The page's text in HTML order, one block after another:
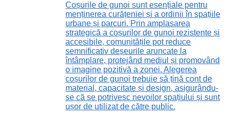
Coșurile de gunoi sunt esențiale pentru
menținerea curățeniei și a ordinii în spațiile
urbane și parcuri. Prin amplasarea
strategică a coșurilor de gunoi rezistente și
accesibile, comunitățile pot reduce
semnificativ deșeurile aruncate la
întâmplare, protejând mediul și promovând
o imagine pozitivă a zonei. Alegerea
coșurilor de gunoi trebuie să țină cont de
material, capacitate și design, asigurându-
se că se potrivesc nevoilor spațiului și sunt
ușor de utilizat de către public.